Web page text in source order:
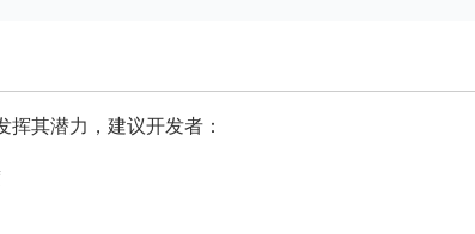
其潜力，建议开发者：